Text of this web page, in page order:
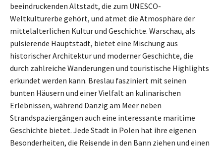
beeindruckenden Altstadt, die zum UNESCO-
Weltkulturerbe gehört, und atmet die Atmosphäre der
mittelalterlichen Kultur und Geschichte. Warschau, als
pulsierende Hauptstadt, bietet eine Mischung aus
historischer Architektur und moderner Geschichte, die
durch zahlreiche Wanderungen und touristische Highlights
erkundet werden kann. Breslau fasziniert mit seinen
bunten Häusern und einer Vielfalt an kulinarischen
Erlebnissen, während Danzig am Meer neben
Strandspaziergängen auch eine interessante maritime
Geschichte bietet. Jede Stadt in Polen hat ihre eigenen
Besonderheiten, die Reisende in den Bann ziehen und einen